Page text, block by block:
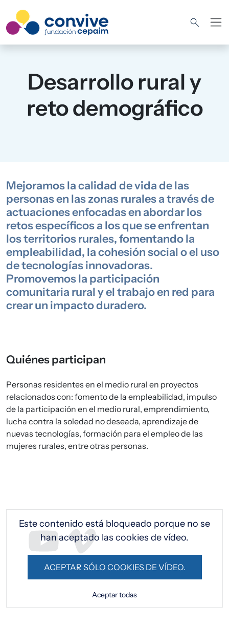
Desarrollo rural y
reto demográfico
Mejoramos la calidad de vida de las
personas en las zonas rurales a través de
actuaciones enfocadas en abordar los
retos específicos a los que se enfrentan
los territorios rurales, fomentando la
empleabilidad, la cohesión social o el uso
de tecnologías innovadoras.
Promovemos la participación
comunitaria rural y el trabajo en red para
crear un impacto duradero.
Quiénes participan
Personas residentes en el medio rural en proyectos
relacionados con: fomento de la empleabilidad, impulso
de la participación en el medio rural, emprendimiento,
lucha contra la soledad no deseada, aprendizaje de
nuevas tecnologías, formación para el empleo de las
mujeres rurales, entre otras personas.
Este contenido está bloqueado porque no se
han aceptado las cookies de vídeo.
ACEPTAR SÓLO COOKIES DE VÍDEO.
Aceptar todas